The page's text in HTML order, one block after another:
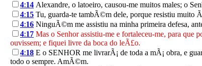
4:14 Alexandre, o latoeiro, causou-me muitos males; o
4:15 Tu, guarda-te tambÃ©m dele, porque resistiu muito Ã
4:16 NinguÃ©m me assistiu na minha primeira defesa,
4:17 Mas o Senhor assistiu-me e fortaleceu-me, para que
ouvissem; e fiquei livre da boca do leÃ£o.
4:18 E o SENHOR me livrarÃ¡ de toda a mÃ¡ obra, e
todo o sempre. AmÃ©m.